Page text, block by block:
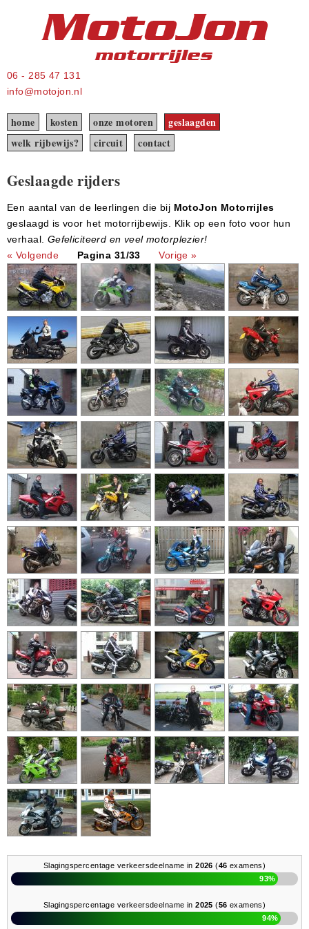
06 - 285 47 131
info@motojon.nl
home kosten onze motoren
geslaagden
welk rijbewijs?
circuit contact
Geslaagde rijders
Een aantal van de leerlingen die bij MotoJon Motorrijles
geslaagd is voor het motorrijbewijs. Klik op een foto voor hun
verhaal. Gefeliciteerd en veel motorplezier!
« Volgende
Pagina 31/33 Vorige »
Slagingspercentage verkeersdeelname in2026 (46 examens)
93%
Slagingspercentage verkeersdeelname in2025 (56 examens)
94%